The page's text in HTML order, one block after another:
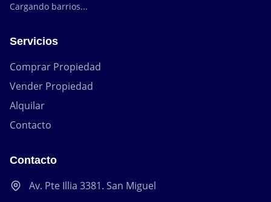
Cargando barrios...
Servicios
Comprar Propiedad
Vender Propiedad
Alquilar
Contacto
Contacto
Av. Pte Illia 3381. San Miguel